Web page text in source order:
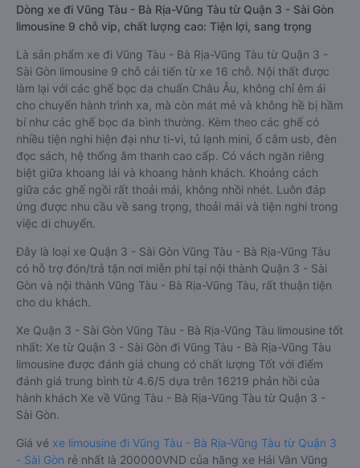
Dòng xe đi Vũng Tàu - Bà Rịa-Vũng Tàu từ Quận 3 - Sài Gòn
limousine 9 chỗ vip, chất lượng cao: Tiện lợi, sang trọng
Là sản phẩm xe đi Vũng Tàu - Bà Rịa-Vũng Tàu từ Quận 3 -
Sài Gòn limousine 9 chỗ cải tiến từ xe 16 chỗ. Nội thất được
làm lại với các ghế bọc da chuẩn Châu Âu, không chỉ êm ái
cho chuyến hành trình xa, mà còn mát mẻ và không hề bị hầm
bí như các ghế bọc da bình thường. Kèm theo các ghế có
nhiều tiện nghi hiện đại như ti-vi, tủ lạnh mini, ổ cắm usb, đèn
đọc sách, hệ thống âm thanh cao cấp. Có vách ngăn riêng
biệt giữa khoang lái và khoang hành khách. Khoảng cách
giữa các ghế ngồi rất thoải mái, không nhồi nhét. Luôn đáp
ứng được nhu cầu về sang trọng, thoải mái và tiện nghi trong
việc di chuyển.
Đây là loại xe Quận 3 - Sài Gòn Vũng Tàu - Bà Rịa-Vũng Tàu
có hỗ trợ đón/trả tận nơi miễn phí tại nội thành Quận 3 - Sài
Gòn và nội thành Vũng Tàu - Bà Rịa-Vũng Tàu, rất thuận tiện
cho du khách.
Xe Quận 3 - Sài Gòn Vũng Tàu - Bà Rịa-Vũng Tàu limousine tốt
nhất: Xe từ Quận 3 - Sài Gòn đi Vũng Tàu - Bà Rịa-Vũng Tàu
limousine được đánh giá chung có chất lượng Tốt với điểm
đánh giá trung bình từ 4.6/5 dựa trên 16219 phản hồi của
hành khách Xe về Vũng Tàu - Bà Rịa-Vũng Tàu từ Quận 3 -
Sài Gòn.
Giá vé xe limousine đi Vũng Tàu - Bà Rịa-Vũng Tàu từ Quận 3
- Sài Gòn rẻ nhất là 200000VND của hãng xe Hải Vân Vũng